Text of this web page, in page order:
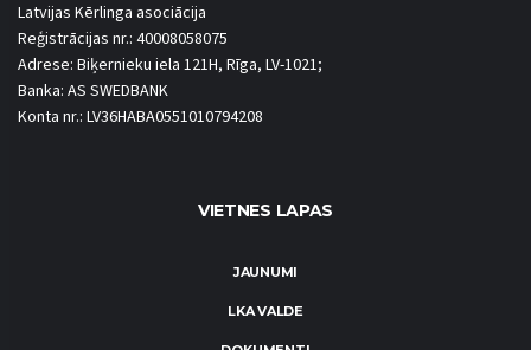
Latvijas Kērlinga asociācija
Reģistrācijas nr.: 40008058075
Adrese: Biķernieku iela 121H, Rīga, LV-1021;
Banka: AS SWEDBANK
Konta nr.: LV36HABA0551010794208
VIETNES LAPAS
JAUNUMI
LKA VALDE